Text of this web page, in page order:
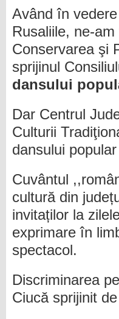
Având în
Rusaliile, ne-
Conservarea şi
sprijinul
dansului
Dar Centrul
Culturii
dansului
Cuvântul
cultură din
invitaților la
exprimare în
spectacol.
Discriminarea
Ciucă sprijinit